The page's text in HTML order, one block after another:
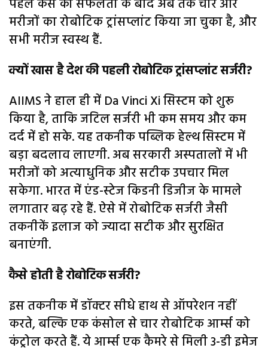
पहले केस की सफलता के बाद अब तक चार और
मरीजों का रोबोटिक ट्रांसप्लांट किया जा चुका है, और
सभी मरीज स्वस्थ हैं.
क्यों खास है देश की पहली रोबोटिक ट्रांसप्लांट सर्जरी?
AIIMS ने हाल ही में Da Vinci Xi सिस्टम को शुरू
किया है, ताकि जटिल सर्जरी भी कम समय और कम
दर्द में हो सके. यह तकनीक पब्लिक हेल्थ सिस्टम में
बड़ा बदलाव लाएगी. अब सरकारी अस्पतालों में भी
मरीजों को अत्याधुनिक और सटीक उपचार मिल
सकेगा. भारत में एंड-स्टेज किडनी डिजीज के मामले
लगातार बढ़ रहे हैं. ऐसे में रोबोटिक सर्जरी जैसी
तकनीकें इलाज को ज्यादा सटीक और सुरक्षित
बनाएंगी.
कैसे होती है रोबोटिक सर्जरी?
इस तकनीक में डॉक्टर सीधे हाथ से ऑपरेशन नहीं
करते, बल्कि एक कंसोल से चार रोबोटिक आर्म्स को
कंट्रोल करते हैं. ये आर्म्स एक कैमरे से मिली 3-डी इमेज